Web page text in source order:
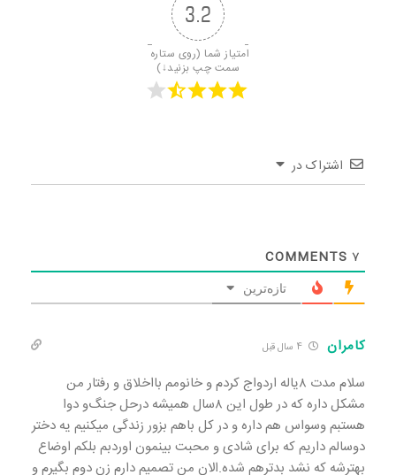
3.2
امتیاز شما (روی ستاره
سمت چپ بزنید↓)
اشتراک در
7
COMMENTS
تازه‌ترین
کامران
سلام مدت ۸یاله اردواج کردم و خانومم بااخلاق و رفتار من
مشکل داره که در طول این ۸سال همیشه درحل جنگ‌و دوا
هستبم وسواس هم داره و در کل باهم بزور زندگی میکنیم یه دختر
دوسالم داریم که برای شادی و محبت بینمون اوردبم بلکم اوضاع
بهترشه که نشد بدترهم شده.الان من تصمیم دارم زن دوم بگیرم و